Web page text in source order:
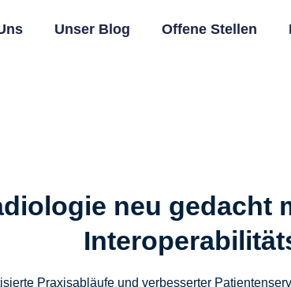
Unser Blog Offene Stellen
neu gedacht
Praxisabläufe und verbesserter